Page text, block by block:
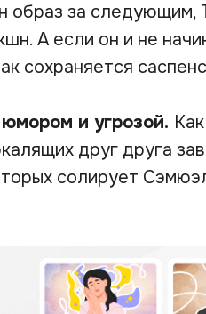
образ за следующим,
А если он и не
сохраняется
и угрозой.
друг друга
солирует